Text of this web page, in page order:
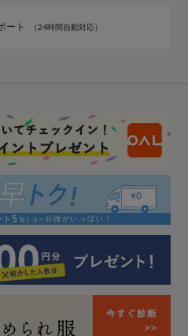
ート （24時間自動対応）